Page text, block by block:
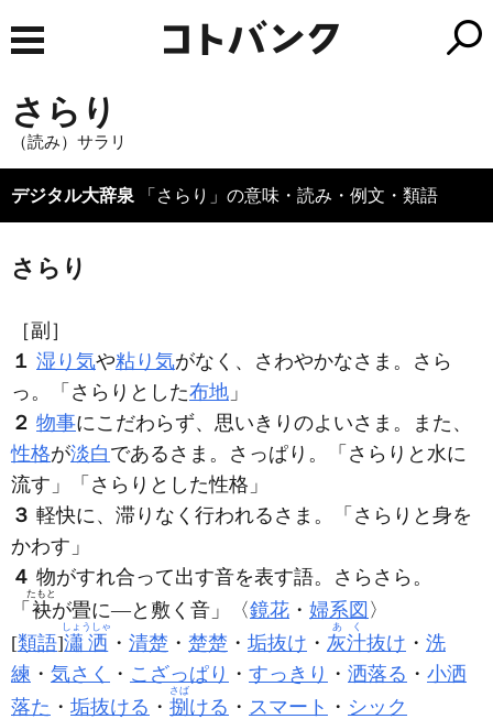
さらり
（読み）サラリ
デジタル大辞泉 「さらり」の意味・読み・例文・類語
さらり
［副］
１ 湿り気や粘り気がなく、さわやかなさま。さら
っ。「 さらり とした布地 」
２ 物事にこだわらず、思いきりのよいさま。また、
性格が淡白 であるさま。さっぱり。「 さらり と水に
流す」「 さらり とした性格」
３ 軽快に、滞りなく行われるさま。「 さらり と身を
かわす」
４ 物がすれ合って出す音を表す語。さらさら。
「 袂
たもと
が畳に―と敷く音」〈鏡花 ・ 婦系図 〉
[類語]瀟洒
しょうしゃ
・ 清楚 ・ 楚楚 ・ 垢抜け ・ 灰汁
あく
抜け ・ 洗
練 ・ 気さく ・ こざっぱり ・ すっきり ・ 洒落る ・ 小洒
落た ・ 垢抜ける ・ 捌
さば
ける ・ スマート ・ シック